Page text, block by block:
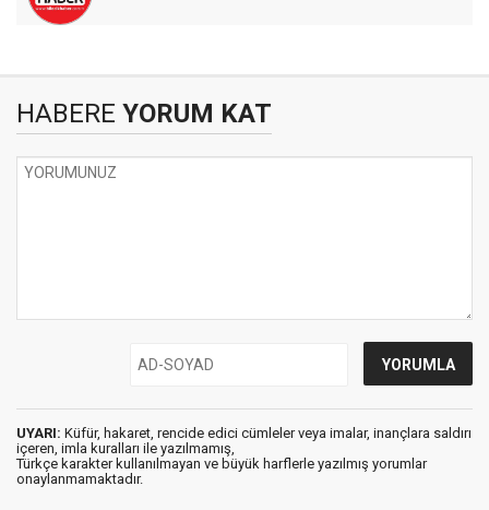
HABERE YORUM KAT
UYARI: Küfür, hakaret, rencide edici cümleler veya imalar, inançlara saldırı
içeren, imla kuralları ile yazılmamış,
Türkçe karakter kullanılmayan ve büyük harflerle yazılmış yorumlar
onaylanmamaktadır.